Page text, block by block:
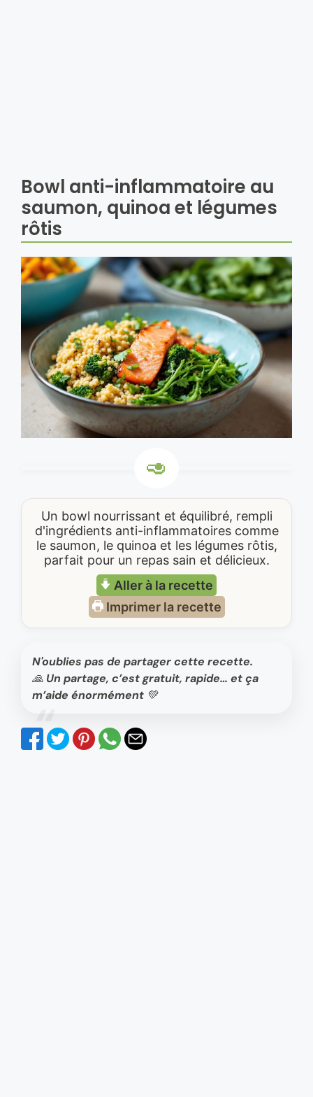
Bowl anti-inflammatoire au
saumon, quinoa et légumes
rôtis
Un bowl nourrissant et équilibré, rempli
d'ingrédients anti-inflammatoires comme
le saumon, le quinoa et les légumes rôtis,
parfait pour un repas sain et délicieux.
Aller à la recette
Imprimer la recette
N'oublies pas de partager cette recette.
🙏 Un partage, c’est gratuit, rapide… et ça
m’aide énormément 💚